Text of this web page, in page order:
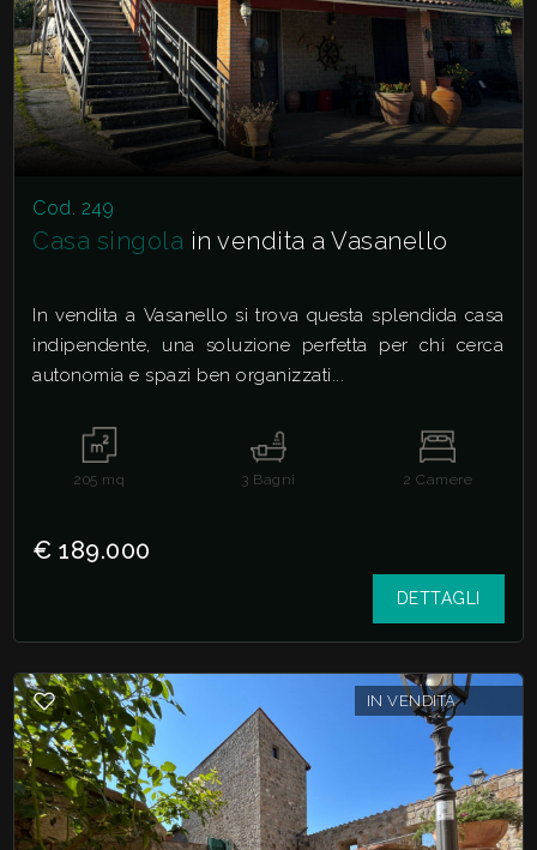
Cod. 249
Casa singola in vendita a Vasanello
In vendita a Vasanello si trova questa splendida casa
indipendente, una soluzione perfetta per chi cerca
autonomia e spazi ben organizzati...
205 mq 3 Bagni 2 Camere
€ 189.000
DETTAGLI
IN VENDITA